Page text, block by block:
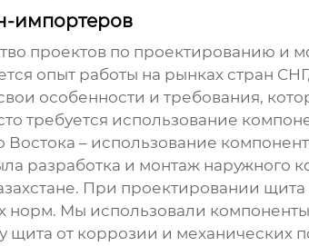
импортеров
проектов по проектированию и
опыт работы на рынках стран
особенности и требования,
требуется использование
Востока – использование
разработка и монтаж наружного
При проектировании
норм. Мы использовали
щита от коррозии и